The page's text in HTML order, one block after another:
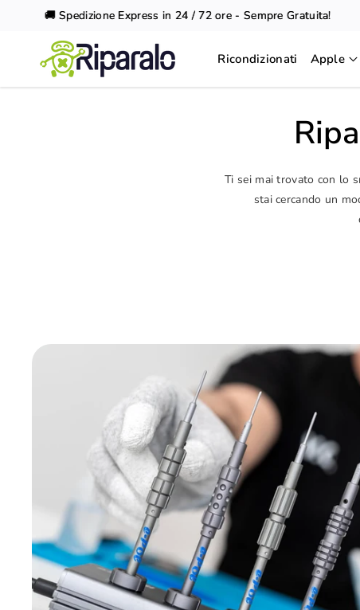
contenuto
🚚 Spedizione Express in 24 / 72 ore - Sempre Gratuita!
Ricondizionati Apple
Ti sei mai trovato con lo
stai cercando un